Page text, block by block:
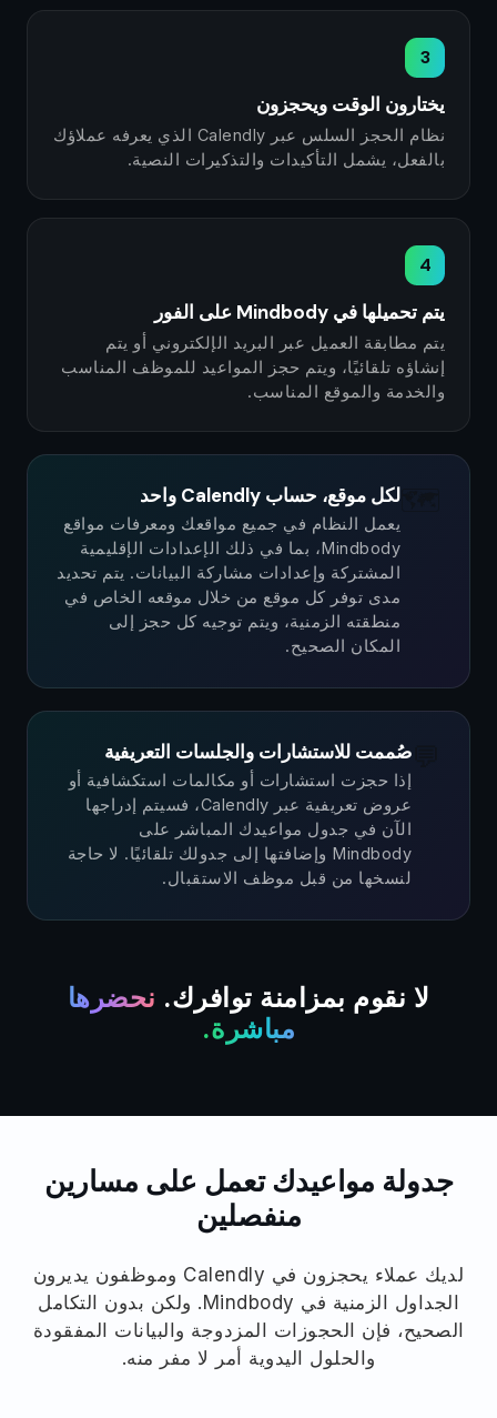
3
يختارون الوقت ويحجزون
نظام الحجز السلس عبر Calendly الذي يعرفه عملاؤك
بالفعل، يشمل التأكيدات والتذكيرات النصية.
4
يتم تحميلها في Mindbody على الفور
يتم مطابقة العميل عبر البريد الإلكتروني أو يتم
إنشاؤه تلقائيًا، ويتم حجز المواعيد للموظف المناسب
والخدمة والموقع المناسب.
لكل موقع، حساب Calendly واحد
يعمل النظام في جميع مواقعك ومعرفات مواقع
Mindbody، بما في ذلك الإعدادات الإقليمية
المشتركة وإعدادات مشاركة البيانات. يتم تحديد
مدى توفر كل موقع من خلال موقعه الخاص في
منطقته الزمنية، ويتم توجيه كل حجز إلى
المكان الصحيح.
صُممت للاستشارات والجلسات التعريفية
إذا حجزت استشارات أو مكالمات استكشافية أو
عروض تعريفية عبر Calendly، فسيتم إدراجها
الآن في جدول مواعيدك المباشر على
Mindbody وإضافتها إلى جدولك تلقائيًا. لا حاجة
لنسخها من قبل موظف الاستقبال.
لا نقوم بمزامنة توافرك. نحضرها
مباشرة.
جدولة مواعيدك تعمل على مسارين
منفصلين
لديك عملاء يحجزون في Calendly وموظفون يديرون
الجداول الزمنية في Mindbody. ولكن بدون التكامل
الصحيح، فإن الحجوزات المزدوجة والبيانات المفقودة
والحلول اليدوية أمر لا مفر منه.